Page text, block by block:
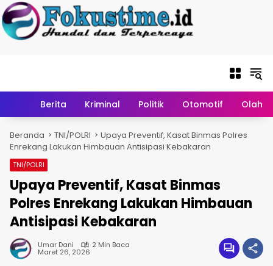
HomeBerita Kriminal Politik Otomotif
Beranda TNI/POLRI
Upaya Preventif, Kasat Binmas Polres
Enrekang Lakukan Himbauan Antisipasi Kebakaran
TNI/POLRI
Upaya Preventif, Kasat Binmas
Polres Enrekang Lakukan Himbauan
Antisipasi Kebakaran
Umar Dani 2 Min Baca
Maret 26, 2026